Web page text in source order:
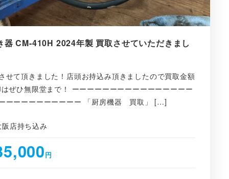
器 CM-410H 2024年製 買取させていただきまし
せて頂きました！店頭お持込み頂きましたので買取金額
ぜひ無限堂まで！ ーーーーーーーーーーーーーーーー
ーーーーーーーーーー 「厨房機器 買取」 […]
阪店持ち込み
円